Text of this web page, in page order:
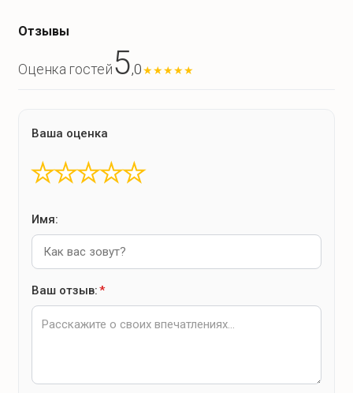
микроволновая печь
холодильник
чайник
вытяжка
посуда
Отзывы
Оценка гостей 5,0★★★★★
Ваша оценка
★
★
★
★
★
Имя:
Ваш отзыв:*